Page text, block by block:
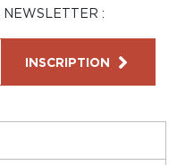
NEWSLETTER :
INSCRIPTION